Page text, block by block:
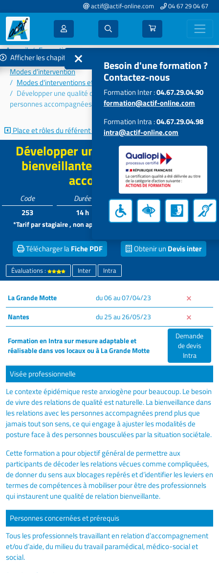
actif@actif-online.com 04 67 29 04 67
Accueil
Formations 2023
Connaissances et problématiques des publics accompagnés –
Modes d’intervention
Modes d'interventions et problématiques transversales
Développer une qualité de relation bienveillante avec les
personnes accompagnées
Afficher les chapitres
Place et rôles du référent dans la... Le concept de bientraitance
Développer une qualité de relation
bienveillante avec les personnes
accompagnées
Code
253
Durée
14 h
Tarif*
581 €
Participants
4 à 12
*Tarif par stagiaire , non applicable aux formations intra dans vos
Télécharger laFiche PDF Obtenir un Devis inter
Évaluations : Inter Intra
La Grande Motte
du 06 au 07/04/23
Nantes
du 25 au 26/05/23
Formation en Intra sur mesure adaptable et
réalisable dans vos locaux ou à La Grande Motte
Demande
de devis
Intra
Visée professionnelle
Le contexte épidémique reste anxiogène pour beaucoup. Le besoin
de vivre des relations de qualité est naturelle. La bienveillance dans
les relations avec les personnes accompagnées prend plus que
jamais tout son sens, ce qui engage à ajuster les modalités de
posture face à des personnes bousculées par la situation sociétale.
Cette formation a pour objectif général de permettre aux
participants de décoder les relations vécues comme compliquées,
de donner du sens aux blocages repérés et d’identifier les leviers en
termes de compétences à mobiliser pour être des professionnels
qui instaurent une qualité de relation bienveillante.
Personnes concernées et prérequis
Tous les professionnels travaillant en relation d’accompagnement
et/ou d’aide, du milieu du travail paramédical, médico-social et
social.
Besoin d'une formation ?
Contactez-nous
Formation Inter :04.67.29.04.90
formation@actif-online.com
Formation Intra :04.67.29.04.98
intra@actif-online.com